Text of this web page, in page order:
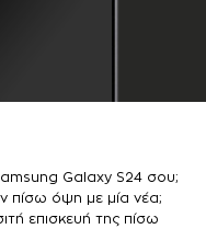
Galaxy S24 σου;
πίσω όψη με μία νέα;
επισκευή της πίσω